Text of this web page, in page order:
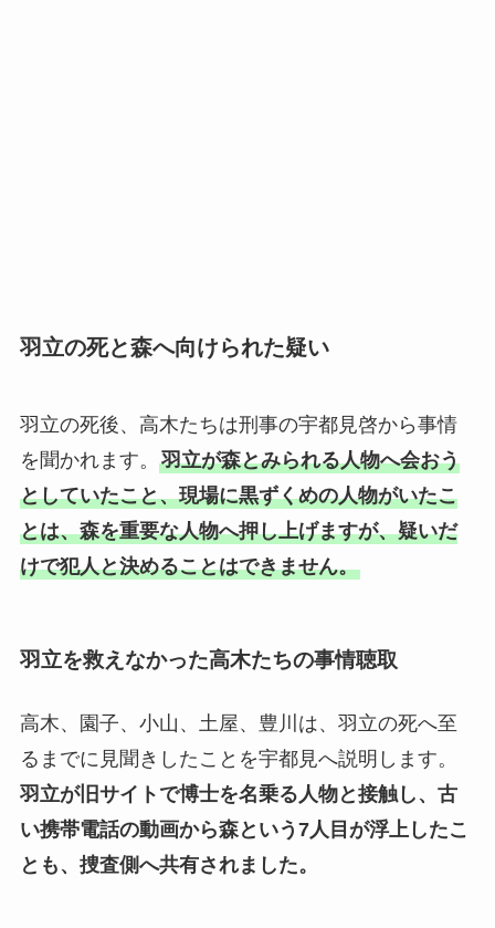
羽立の死と森へ向けられた疑い
羽立の死後、高木たちは刑事の宇都見啓から事情
を聞かれます。 羽立が森とみられる人物へ会おう
としていたこと、現場に黒ずくめの人物がいたこ
とは、森を重要な人物へ押し上げますが、疑いだ
けで犯人と決めることはできません。
羽立を救えなかった高木たちの事情聴取
高木、園子、小山、土屋、豊川は、羽立の死へ至
るまでに見聞きしたことを宇都見へ説明します。
羽立が旧サイトで博士を名乗る人物と接触し、古
い携帯電話の動画から森という7人目が浮上したこ
とも、捜査側へ共有されました。